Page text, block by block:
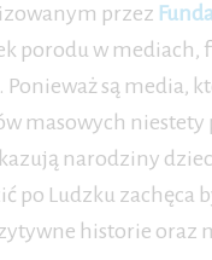
przez
porodu w
Ponieważ są media,
masowych
narodziny
po Ludzku
historie